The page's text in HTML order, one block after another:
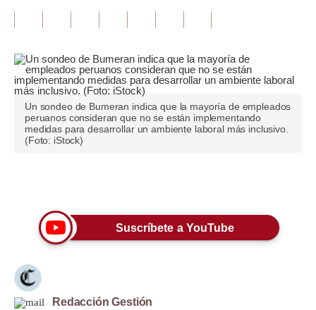
Opinión
Editorial
Pregunta de hoy
Lujo
Viajes
Moda
Estilos
Un sondeo de Bumeran indica que la mayoría de empleados
peruanos consideran que no se están implementando
medidas para desarrollar un ambiente laboral más inclusivo.
(Foto: iStock)
Suscríbete a YouTube
Redacción Gestión